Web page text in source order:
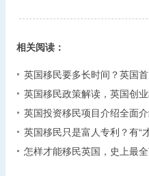
相关阅读：
英国移民要多长时间？英国
英国移民政策解读，英国创
英国投资移民项目介绍全面介
英国移民只是富人专利？有“
怎样才能移民英国，史上最